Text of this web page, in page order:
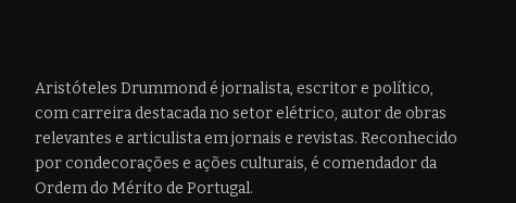
Aristóteles Drummond é jornalista, escritor e político,
com carreira destacada no setor elétrico, autor de obras
relevantes e articulista em jornais e revistas. Reconhecido
por condecorações e ações culturais, é comendador da
Ordem do Mérito de Portugal.